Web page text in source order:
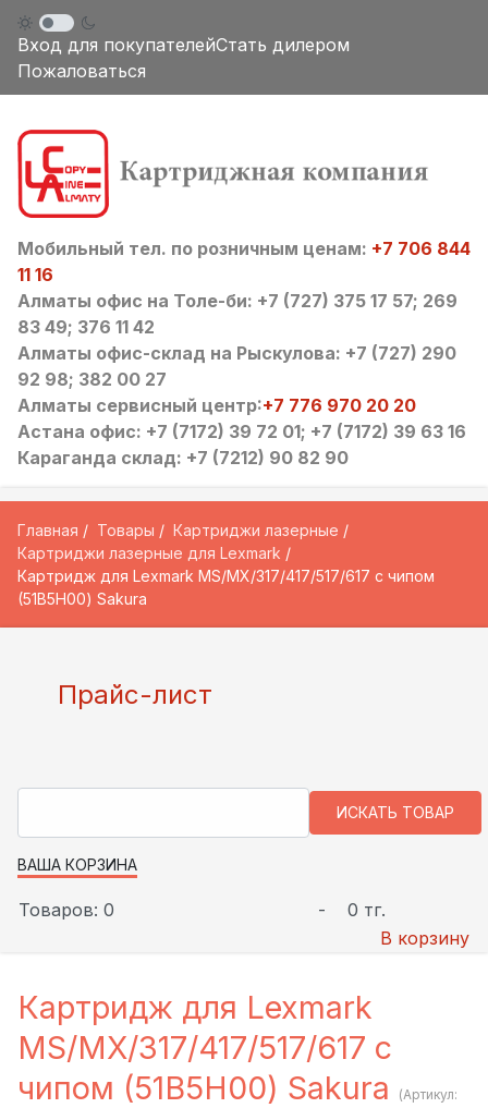
Вход для покупателейСтать дилером
Пожаловаться
Мобильный тел. по розничным ценам: +7 706 844
11 16
Алматы офис на Толе-би: +7 (727) 375 17 57; 269
83 49; 376 11 42
Алматы офис-склад на Рыскулова: +7 (727) 290
92 98; 382 00 27
Алматы сервисный центр:+7 776 970 20 20
Астана офис: +7 (7172) 39 72 01; +7 (7172) 39 63 16
Караганда склад: +7 (7212) 90 82 90
Главная Товары
Картриджи лазерные
Картриджи лазерные для Lexmark
Картридж для Lexmark MS/MX/317/417/517/617 с чипом
(51B5H00) Sakura
Прайс-лист
ВАША КОРЗИНА
Товаров: 0 -
0 тг.
В корзину
Картридж для Lexmark
MS/MX/317/417/517/617 с
чипом (51B5H00) Sakura
(Артикул: